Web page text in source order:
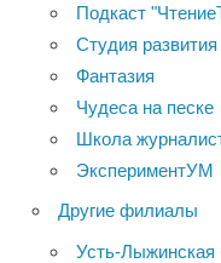
Подкаст
Студия
Фантазия
Чудеса на песке
Школа
ЭкспериментУМ
Другие филиалы
Усть-Лыжинская